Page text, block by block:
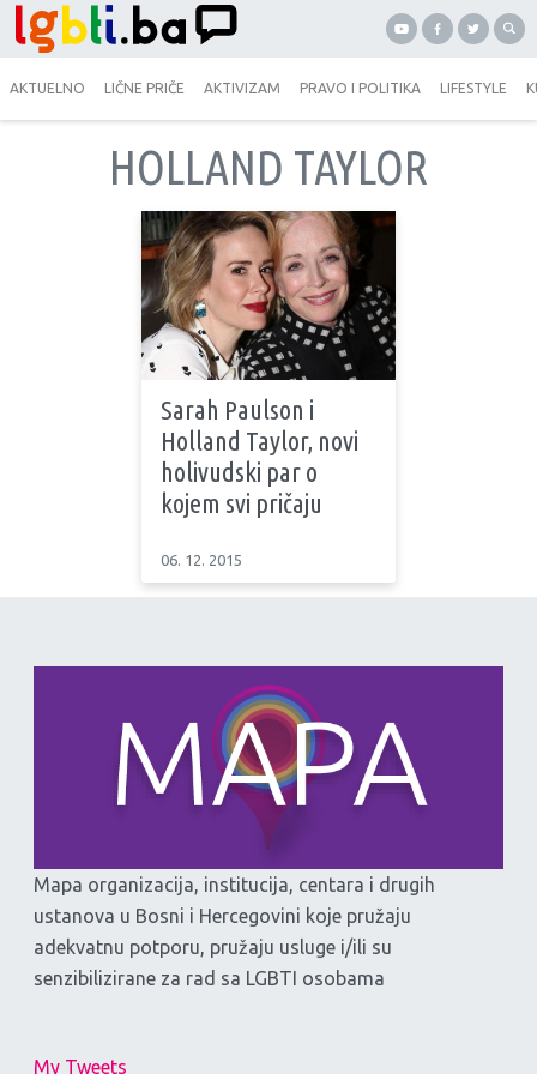
AKTUELNO LIČNE PRIČE AKTIVIZAM PRAVO I POLITIKA LIFESTYLE
HOLLAND TAYLOR
Sarah Paulson i
Holland Taylor, novi
holivudski par o
kojem svi pričaju
06. 12. 2015
Mapa organizacija, institucija, centara i drugih
ustanova u Bosni i Hercegovini koje pružaju
adekvatnu potporu, pružaju usluge i/ili su
senzibilizirane za rad sa LGBTI osobama
My Tweets